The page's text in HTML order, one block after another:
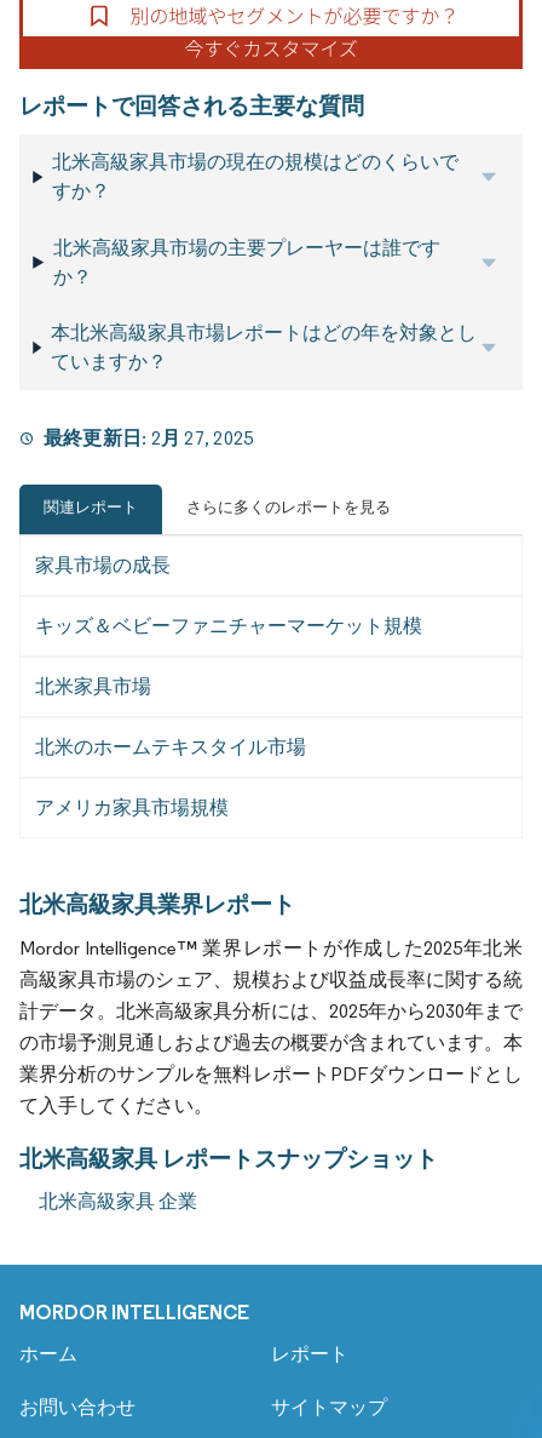
レポートで回答される主要な質問
北米高級家具市場の現在の規模はどのくらいで
すか？
北米高級家具市場の主要プレーヤーは誰です
か？
本北米高級家具市場レポートはどの年を対象とし
ていますか？
最終更新日: 2月 27, 2025
関連レポート さらに多くのレポートを見る
家具市場の成長
キッズ＆ベビーファニチャーマーケット規模
北米家具市場
北米のホームテキスタイル市場
アメリカ家具市場規模
北米高級家具業界レポート
Mordor Intelligence™ 業界レポートが作成した2025年北米
高級家具市場のシェア、規模および収益成長率に関する統
計データ。北米高級家具分析には、2025年から2030年まで
の市場予測見通しおよび過去の概要が含まれています。本
業界分析のサンプルを無料レポートPDFダウンロードとし
て入手してください。
北米高級家具 レポートスナップショット
北米高級家具 企業
MORDOR INTELLIGENCE
ホーム レポート
お問い合わせ サイトマップ